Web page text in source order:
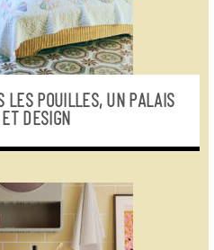
LES POUILLES, UN PALAIS
DESIGN